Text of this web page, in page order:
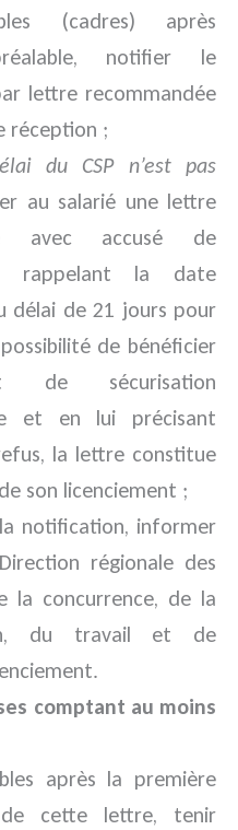
(cadres) après
notifier le
lettre recommandée
réception ;
du CSP n’est pas
au salarié une lettre
avec accusé de
rappelant la date
délai de 21 jours pour
de bénéficier
de sécurisation
et en lui précisant
la lettre constitue
son licenciement ;
notification, informer
régionale des
la concurrence, de la
du travail et de
comptant au moins
après la première
de cette lettre, tenir